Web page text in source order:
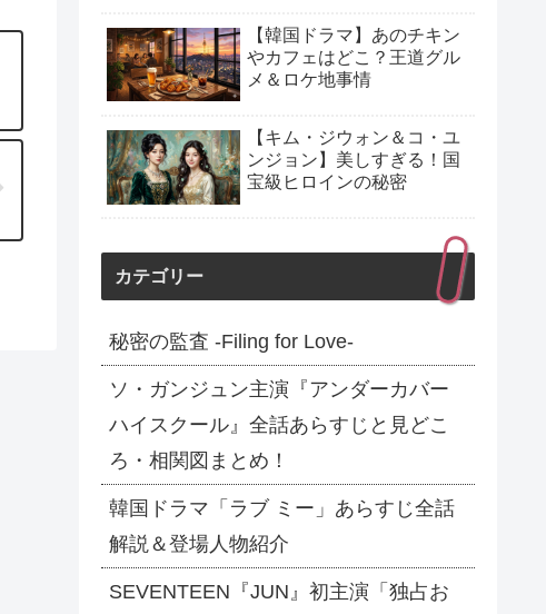
【韓国ドラマ】あのチキン
やカフェはどこ？王道グル
メ＆ロケ地事情
【キム・ジウォン＆コ・ユ
ンジョン】美しすぎる！国
宝級ヒロインの秘密
カテゴリー
秘密の監査 -Filing for Love-
ソ・ガンジュン主演『アンダーカバー
ハイスクール』全話あらすじと見どこ
ろ・相関図まとめ！
韓国ドラマ「ラブ ミー」あらすじ全話
解説＆登場人物紹介
SEVENTEEN『JUN』初主演「独占お